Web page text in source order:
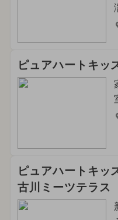
2024年9月のイベ
2025年2月のイベン
2026年3月のイベ
2026年5月のイベ
2024年8月のイベン
2025年4月のイベ
2025年5月のイベ
ピュアハートキッ
ピュアハートキッ
古川ミーツテラス